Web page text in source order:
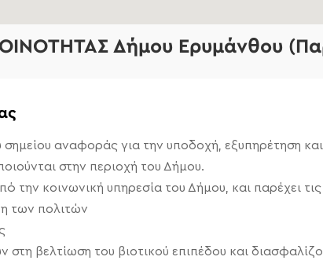
Δήμου Ερυμάνθου
αναφοράς για την υποδοχή, εξυπηρέτηση
στην περιοχή του Δήμου.
την κοινωνική υπηρεσία του Δήμου, και παρέχει
των πολιτών
βελτίωση του βιοτικού επιπέδου και